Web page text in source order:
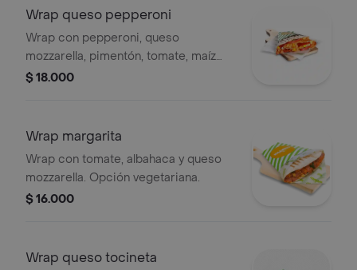
Wrap queso pepperoni
Wrap con pepperoni, queso
mozzarella, pimentón, tomate, maíz
dulce, zanahoria, pasta de tomate.
tanto no se pueden
realizar modificaciones en los
ingredientes.
$ 18.000
Wrap margarita
Wrap con tomate, albahaca y queso
mozzarella. Opción vegetariana.
$ 16.000
Wrap queso tocineta